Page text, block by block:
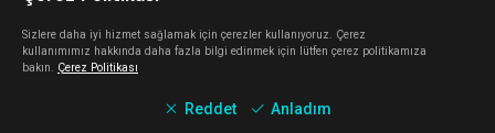
The Beach Alaçatı
Sizlere daha iyi hizmet sağlamak için çerezler kullanıyoruz. Çerez
kullanımımız hakkında daha fazla bilgi edinmek için lütfen çerez politikamıza
bakın. Çerez Politikası
Reddet Anladım